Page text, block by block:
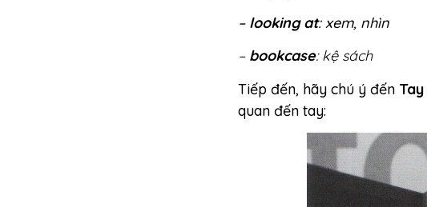
– looking at: xem, nhìn
– bookcase: kệ sách
Tiếp đến, hãy chú ý đến Tay
quan đến tay: